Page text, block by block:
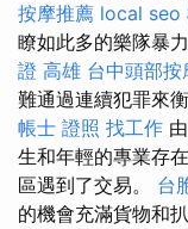
按摩推薦 local seo
瞭如此多的樂隊暴
證 高雄 台中頭部按
難通過連續犯罪來
帳士 證照 找工作
生和年輕的專業存
區遇到了交易。 台
的機會充滿貨物和